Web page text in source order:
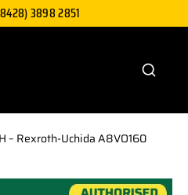
3898 2851
– Rexroth-Uchida A8VO160